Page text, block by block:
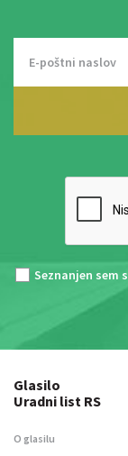
Seznanjen sem s
Glasilo
Uradni list RS
O glasilu